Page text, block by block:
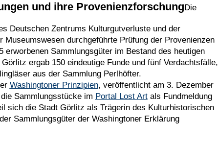
und ihre ProvenienzforschungDie
Deutschen Zentrums Kulturgutverluste und der
Museumswesen durchgeführte Prüfung der Provenienzen
erworbenen Sammlungsgüter im Bestand des heutigen
ergab 150 eindeutige Funde und fünf Verdachtsfälle,
aus der Sammlung Perlhöfter.
Washingtoner Prinzipien, veröffentlicht am 3. Dezember
Sammlungsstücke im Portal Lost Artals Fundmeldung
sich die Stadt Görlitz als Trägerin des Kulturhistorischen
Sammlungsgüter der Washingtoner Erklärung